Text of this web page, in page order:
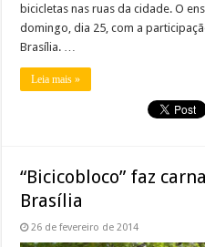
bicicletas nas ruas da cidade. O
domingo, dia 25, com a
Brasília. …
Leia mais »
“Bicicobloco” faz
Brasília
26 de fevereiro de 2014